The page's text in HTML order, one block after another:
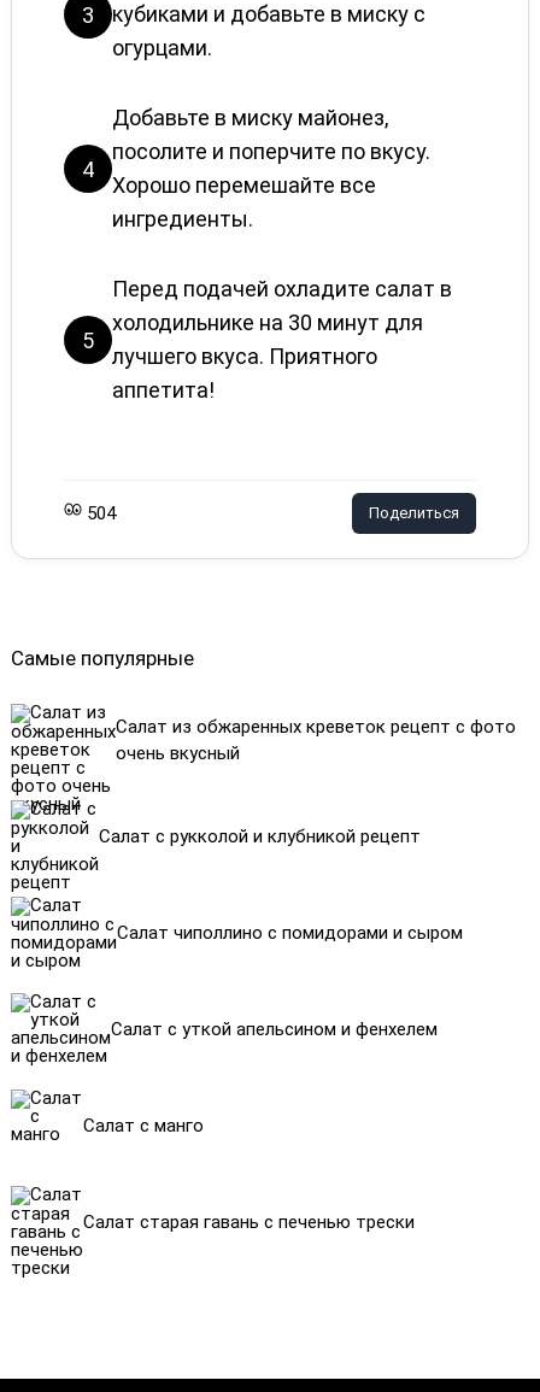
Самые популярные
Салат из обжаренных креветок рецепт с фото
очень вкусный
Салат с рукколой и клубникой рецепт
Салат чиполлино с помидорами и сыром
Салат с уткой апельсином и фенхелем
Салат с манго
Салат старая гавань с печенью трески
3
кубиками и добавьте в миску с
огурцами.
4
Добавьте в миску майонез,
посолите и поперчите по вкусу.
Хорошо перемешайте все
ингредиенты.
5
Перед подачей охладите салат в
холодильнике на 30 минут для
лучшего вкуса. Приятного
аппетита!
504 Поделиться